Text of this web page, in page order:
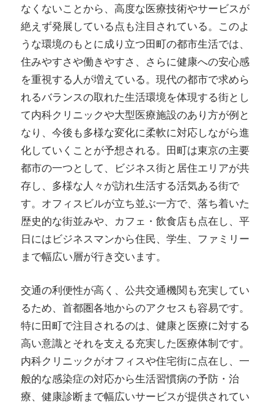
なくないことから、高度な医療技術やサービスが
絶えず発展している点も注目されている。このよ
うな環境のもとに成り立つ田町の都市生活では、
住みやすさや働きやすさ、さらに健康への安心感
を重視する人が増えている。現代の都市で求めら
れるバランスの取れた生活環境を体現する街とし
て内科クリニックや大型医療施設のあり方が例と
なり、今後も多様な変化に柔軟に対応しながら進
化していくことが予想される。田町は東京の主要
都市の一つとして、ビジネス街と居住エリアが共
存し、多様な人々が訪れ生活する活気ある街で
す。オフィスビルが立ち並ぶ一方で、落ち着いた
歴史的な街並みや、カフェ・飲食店も点在し、平
日にはビジネスマンから住民、学生、ファミリー
まで幅広い層が行き交います。
交通の利便性が高く、公共交通機関も充実してい
るため、首都圏各地からのアクセスも容易です。
特に田町で注目されるのは、健康と医療に対する
高い意識とそれを支える充実した医療体制です。
内科クリニックがオフィスや住宅街に点在し、一
般的な感染症の対応から生活習慣病の予防・治
療、健康診断まで幅広いサービスが提供されてい